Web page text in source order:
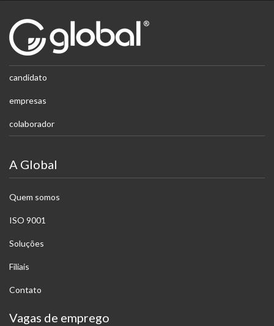
candidato
empresas
colaborador
A Global
Quem somos
ISO 9001
Soluções
Filiais
Contato
Vagas de emprego